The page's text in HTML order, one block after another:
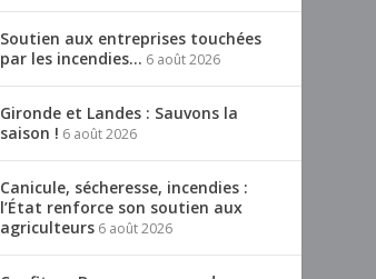
Soutien aux entreprises touchées
par les incendies… 6 août 2026
Gironde et Landes : Sauvons la
saison ! 6 août 2026
Canicule, sécheresse, incendies :
l’État renforce son soutien aux
agriculteurs 6 août 2026